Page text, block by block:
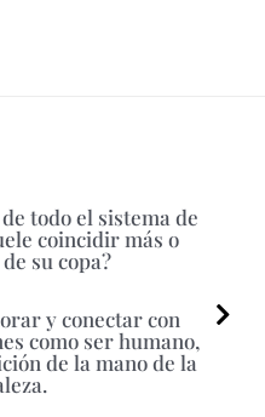
todo el sistema de
coincidir más o
su copa?
y conectar con
como ser humano,
de la mano de la